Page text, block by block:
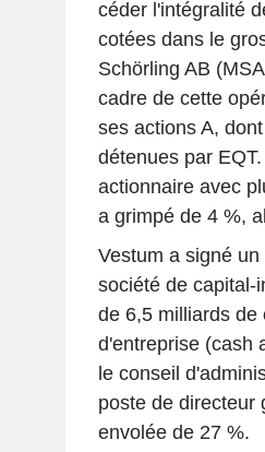
céder l'intégralité
cotées dans le
Schörling AB
cadre de cette
ses actions A,
détenues par
actionnaire avec
a grimpé de 4 %,
Vestum a signé
société de capital-
de 6,5 milliards de
d'entreprise (cash
le conseil
poste de directeur
envolée de 27 %.